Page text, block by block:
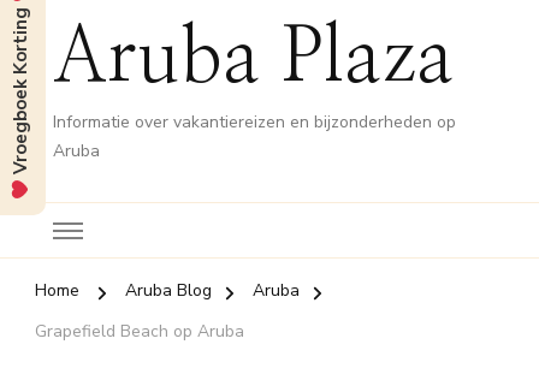
Aruba Plaza
Informatie over vakantiereizen en bijzonderheden op
Aruba
Home Aruba Blog
Aruba
Grapefield Beach op Aruba
Vroegboek Korting